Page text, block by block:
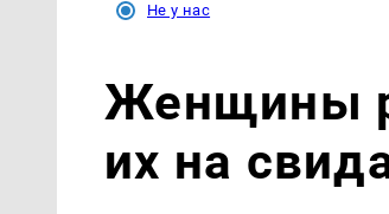
Не у нас
Женщины
их на